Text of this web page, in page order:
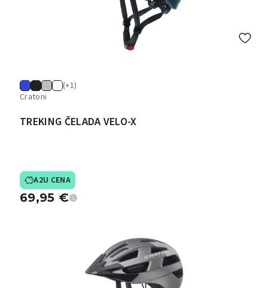
(+1)
Cratoni
TREKING ČELADA VELO-X
A2U CENA
69,95 €